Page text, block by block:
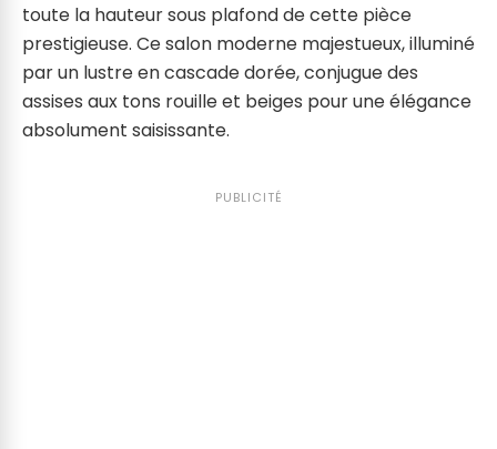
toute la hauteur sous plafond de cette pièce
prestigieuse. Ce salon moderne majestueux, illuminé
par un lustre en cascade dorée, conjugue des
assises aux tons rouille et beiges pour une élégance
absolument saisissante.
PUBLICITÉ